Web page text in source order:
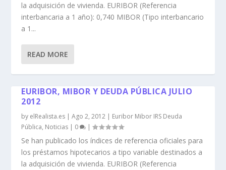
la adquisición de vivienda. EURIBOR (Referencia
interbancaria a 1 año): 0,740 MIBOR (Tipo interbancario
a 1...
READ MORE
EURIBOR, MIBOR Y DEUDA PÚBLICA JULIO
2012
by elRealista.es |Ago 2, 2012 | Euribor Mibor IRS Deuda
Pública, Noticias | 0 |
Se han publicado los índices de referencia oficiales para
los préstamos hipotecarios a tipo variable destinados a
la adquisición de vivienda. EURIBOR (Referencia